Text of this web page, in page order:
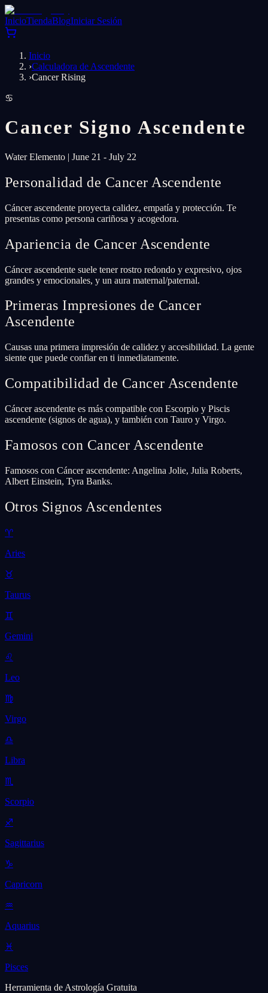
InicioTiendaBlogIniciar Sesión
Inicio
›Calculadora de Ascendente
›Cancer Rising
♋
Cancer Signo Ascendente
Water Elemento | June 21 - July 22
Personalidad de Cancer Ascendente
Cáncer ascendente proyecta calidez, empatía y protección. Te
presentas como persona cariñosa y acogedora.
Apariencia de Cancer Ascendente
Cáncer ascendente suele tener rostro redondo y expresivo, ojos
grandes y emocionales, y un aura maternal/paternal.
Primeras Impresiones de Cancer
Ascendente
Causas una primera impresión de calidez y accesibilidad. La gente
siente que puede confiar en ti inmediatamente.
Compatibilidad de Cancer Ascendente
Cáncer ascendente es más compatible con Escorpio y Piscis
ascendente (signos de agua), y también con Tauro y Virgo.
Famosos con Cancer Ascendente
Famosos con Cáncer ascendente: Angelina Jolie, Julia Roberts,
Albert Einstein, Tyra Banks.
Otros Signos Ascendentes
♈
Aries
♉
Taurus
♊
Gemini
♌
Leo
♍
Virgo
♎
Libra
♏
Scorpio
♐
Sagittarius
♑
Capricorn
♒
Aquarius
♓
Pisces
Herramienta de Astrología Gratuita